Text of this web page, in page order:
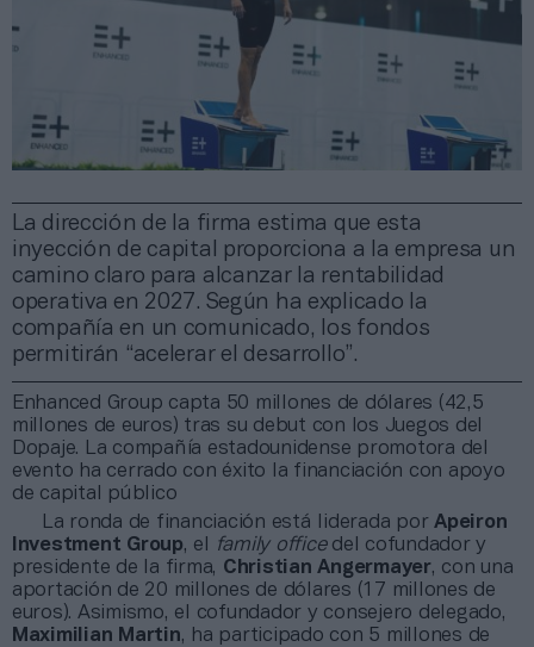
La dirección de la firma estima que esta
inyección de capital proporciona a la empresa un
camino claro para alcanzar la rentabilidad
operativa en 2027. Según ha explicado la
compañía en un comunicado, los fondos
permitirán “acelerar el desarrollo”.
Enhanced Group capta 50 millones de dólares (42,5
millones de euros) tras su debut con los Juegos del
Dopaje. La compañía estadounidense promotora del
evento ha cerrado con éxito la financiación con apoyo
de capital público
La ronda de financiación está liderada porApeiron
Investment Group, el family officedel cofundador y
presidente de la firma, Christian Angermayer, con una
aportación de 20 millones de dólares (17 millones de
euros). Asimismo, el cofundador y consejero delegado,
Maximilian Martin, ha participado con 5 millones de